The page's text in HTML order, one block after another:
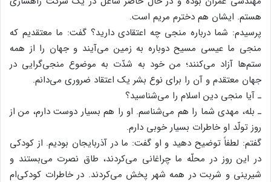
هستم. ایشان هم دخترم مریم است.
پرسیدم: شما درباره منجی چه اعتقادی دارید؟ گفت: ما معتقدیم که
منجی ما عیسی مسیح دوباره به زمین می‌آیند و جهان را از همه
ستم‌ها آزاد می‌کنند؛ من خود به شدّت به موضوع منجی‌گرایی در
جهان معتقدم و آن را برای نوع بشر یک اعتقاد ضروری می‌دانم.
ـ آیا منجی دین اسلام را می‌شناسید؟
ـ بله، مهدی شما را هم می‌شناسم. او را هم بسیار دوست دارم، من از
روز تولّد او خاطرات بسیار خوبی دارم.
گفتم: لطفاً توضیح دهید و او گفت: ما در آذربایجان بودیم. از کودکی
در این روز در محلّه ما چراغانی می‌کردند، طاق نصرت می‌بستند و
شیرینی و شربت در همه شهر پخش می‌کردند. در خاطرات کودکی‌ام